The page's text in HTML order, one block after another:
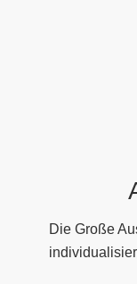
Die Große